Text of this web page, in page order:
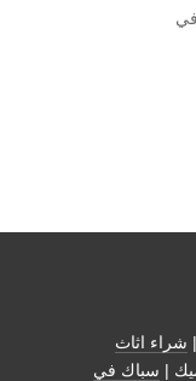
| شراء اثاث
| سباك في